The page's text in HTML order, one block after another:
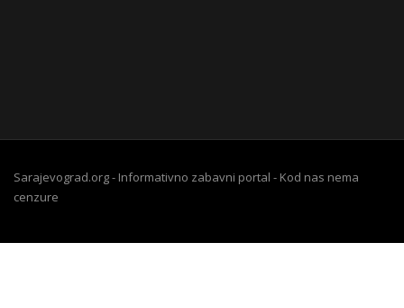
Sarajevograd.org - Informativno zabavni portal - Kod nas nema
cenzure